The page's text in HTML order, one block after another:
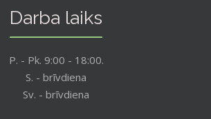
Darba laiks
P. - Pk. 9:00 - 18:00.
S. - brīvdiena
Sv. - brīvdiena